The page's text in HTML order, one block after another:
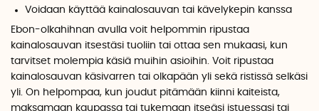
Voidaan käyttää kainalosauvan tai kävelykepin kanssa
Ebon-olkahihnan avulla voit helpommin ripustaa
kainalosauvan itsestäsi tuoliin tai ottaa sen mukaasi, kun
tarvitset molempia käsiä muihin asioihin. Voit ripustaa
kainalosauvan käsivarren tai olkapään yli sekä ristissä selkäsi
yli. On helpompaa, kun joudut pitämään kiinni kaiteista,
maksamaan kaupassa tai tukemaan itseäsi istuessasi tai